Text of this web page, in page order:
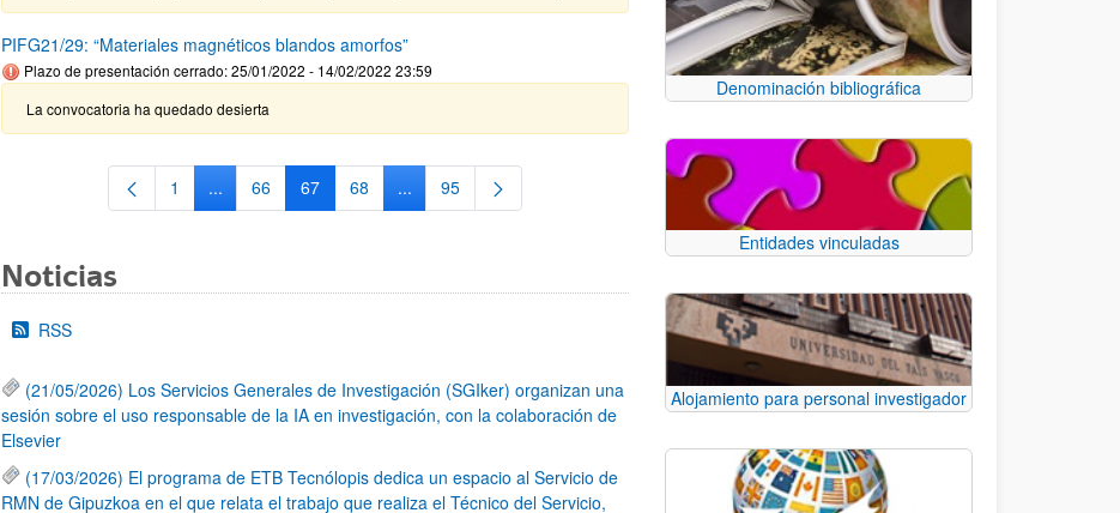
PIFG21/29: “Materiales magnéticos blandos amorfos”
Plazo de presentación cerrado: 25/01/2022 - 14/02/2022 23:59
La convocatoria ha quedado desierta
Página
1 ...Páginas intermedias Use TAB para desplazarse.
Página
66 Página
67 Página
68 ...Páginas intermedias Use TAB para desplazarse.
Página
95
Noticias
RSS
(21/05/2026) Los Servicios Generales de Investigación (SGIker) organizan una
sesión sobre el uso responsable de la IA en investigación, con la colaboración de
Elsevier
(17/03/2026) El programa de ETB Tecnólopis dedica un espacio al Servicio de
RMN de Gipuzkoa en el que relata el trabajo que realiza el Técnico del Servicio,
Denominación bibliográfica
Entidades vinculadas
Alojamiento para personal investigador